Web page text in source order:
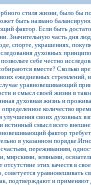
стиля жизни, было бы
быть названо
фактор. Если быть
Значительную часть дня
спорте, украшениях,
духовных
себе честно
вместе? Сколько
ежедневных стремлений,
уравновешивающий
и смысл своей жизни в
духовная жизнь и
количество
своих духовных
истинный смысл всего
фактор
в указанном
переживаниям,
мирскими, земными,
этих качеств в
уравновешивать
подтверждают и